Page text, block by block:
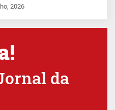
2026
da